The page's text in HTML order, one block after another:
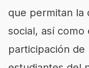
que permitan la
social, así
participación de